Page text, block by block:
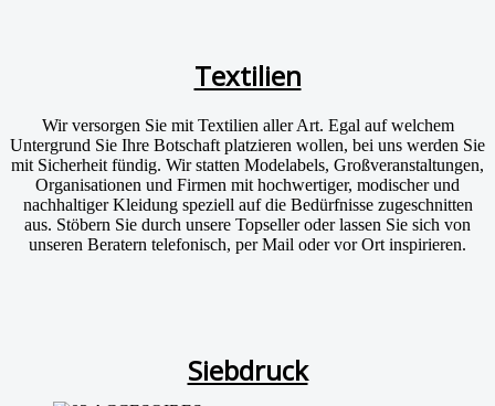
Textilien
Wir versorgen Sie mit Textilien aller Art. Egal auf welchem
Untergrund Sie Ihre Botschaft platzieren wollen, bei uns werden Sie
mit Sicherheit fündig. Wir statten Modelabels, Großveranstaltungen,
Organisationen und Firmen mit hochwertiger, modischer und
nachhaltiger Kleidung speziell auf die Bedürfnisse zugeschnitten
aus. Stöbern Sie durch unsere Topseller oder lassen Sie sich von
unseren Beratern telefonisch, per Mail oder vor Ort inspirieren.
Siebdruck